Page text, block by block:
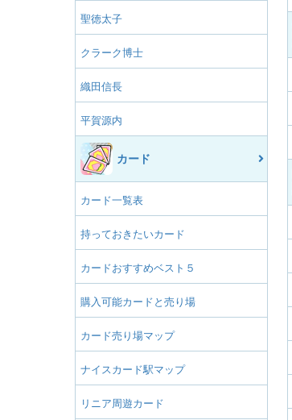
聖徳太子
クラーク博士
織田信長
平賀源内
カード
カード一覧表
持っておきたいカード
カードおすすめベスト５
購入可能カードと売り場
カード売り場マップ
ナイスカード駅マップ
リニア周遊カード